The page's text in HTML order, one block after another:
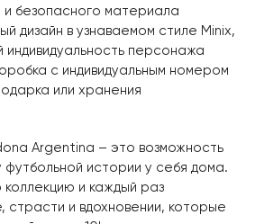
и безопасного материала
дизайн в узнаваемом стиле Minix,
персонажа
с индивидуальным номером
или хранения
Argentina – это возможность
футбольной истории у себя дома.
и каждый раз
страсти и вдохновении, которые